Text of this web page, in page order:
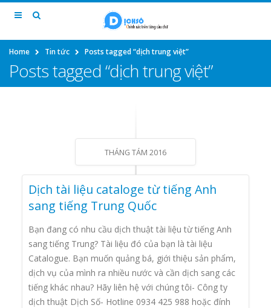
Home Tin tức Posts tagged “dịch trung việt”
Posts tagged “dịch trung việt”
THÁNG TÁM 2016
Dịch tài liệu cataloge từ tiếng Anh
sang tiếng Trung Quốc
Bạn đang có nhu cầu dịch thuật tài liệu từ tiếng Anh
sang tiếng Trung? Tài liệu đó của bạn là tài liệu
Catalogue. Bạn muốn quảng bá, giới thiệu sản phẩm,
dịch vụ của mình ra nhiều nước và cần dịch sang các
tiếng khác nhau? Hãy liên hệ với chúng tôi- Công ty
dịch thuật Dịch Số- Hotline 0934 425 988 hoặc đính